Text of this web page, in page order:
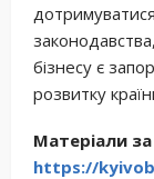
бізнесу є
розвитку
Матеріали
https://